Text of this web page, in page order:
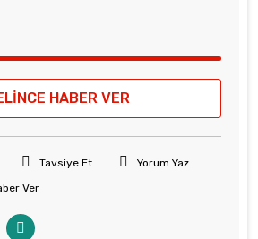
HABER VER
Tavsiye Et
Yorum Yaz
Ver